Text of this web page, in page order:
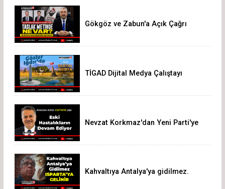
Gökgöz ve Zabun'a Açık Çağrı
TİGAD Dijital Medya Çalıştayı
Nevzat Korkmaz'dan Yeni Parti'ye
Kahvaltıya Antalya'ya gidilmez.